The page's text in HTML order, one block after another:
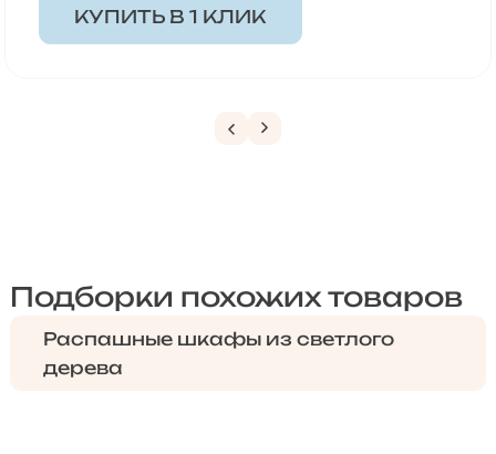
КУПИТЬ В 1 КЛИК
Подборки похожих товаров
Распашные шкафы из светлого
дерева